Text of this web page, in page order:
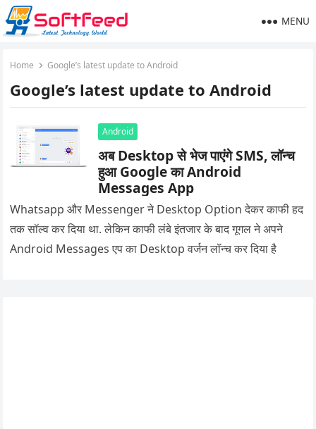
MENU
Home Google’s latest update to Android
Google’s latest update to Android
Android
अब Desktop से भेज पाएंगे SMS, लॉन्च
हुआ Google का Android
Messages App
Whatsapp और Messenger ने Desktop Option देकर काफी हद
तक सॉल्व कर दिया था. लेकिन काफी लंबे इंतजार के बाद गूगल ने अपने
Android Messages एप का Desktop वर्जन लॉन्च कर दिया है